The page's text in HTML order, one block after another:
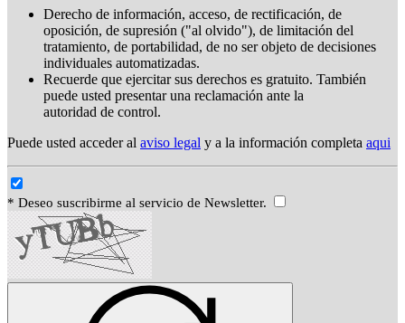
Derecho de información, acceso, de rectificación, de
oposición, de supresión ("al olvido"), de limitación del
tratamiento, de portabilidad, de no ser objeto de decisiones
individuales automatizadas.
Recuerde que ejercitar sus derechos es gratuito. También
puede usted presentar una reclamación ante la
autoridad de control.
Puede usted acceder al aviso legal y a la información completa aqui
* Deseo suscribirme al servicio de Newsletter.